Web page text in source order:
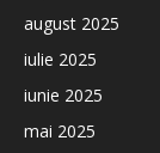
august 2025
iulie 2025
iunie 2025
mai 2025